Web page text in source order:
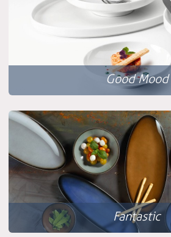
Good Mood
Fantastic